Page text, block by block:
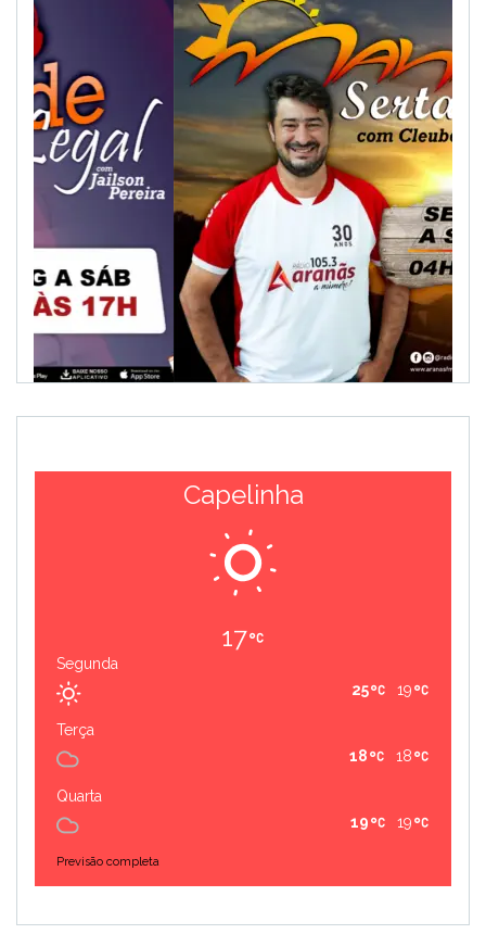
Capelinha
17
Segunda
19
25
Terça
18
18
Quarta
19
19
Previsão completa